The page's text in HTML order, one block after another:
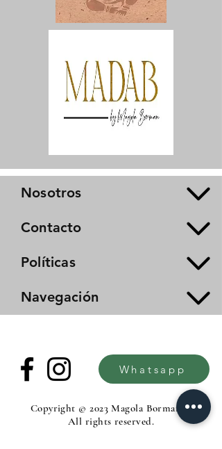
Nosotros
Contacto
Políticas
Navegación
Whatsapp
Copyright © 2023 Magola Borman®.
All rights reserved.